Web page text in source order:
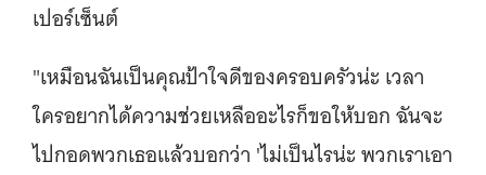
เปอร์เซ็นต์
"เหมือนฉันเป็นคุณป้าใจดีของครอบครัวน่ะ เวลา
ใครอยากได้ความช่วยเหลืออะไรก็ขอให้บอก ฉันจะ
ไปกอดพวกเธอแล้วบอกว่า 'ไม่เป็นไรน่ะ พวกเราเอา